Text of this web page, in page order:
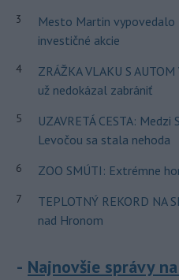
3
Mesto Martin
investičné akcie
4
ZRÁŽKA VLAKU S
už nedokázal zabrániť
5
UZAVRETÁ CESTA:
Levočou sa stala nehoda
6 ZOO SMÚTI: Extrémne
7
TEPLOTNÝ REKORD NA
nad Hronom
Najnovšie správy